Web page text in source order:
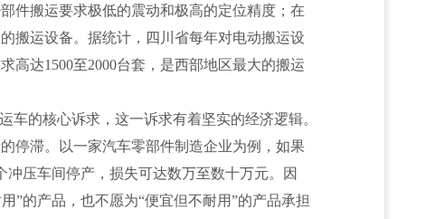
件搬运要求极低的震动和极高的定位精度；在
搬运设备。据统计，四川省每年对电动搬运设
高达1500至2000台套，是西部地区最大的搬运
车的核心诉求，这一诉求有着坚实的经济逻辑。
停滞。以一家汽车零部件制造企业为例，如果
压车间停产，损失可达数万至数十万元。因
”的产品，也不愿为“便宜但不耐用”的产品承担